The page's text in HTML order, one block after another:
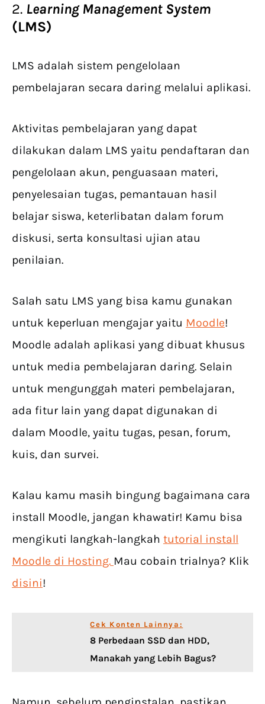
2. Learning Management System
(LMS)
LMS adalah sistem pengelolaan
pembelajaran secara daring melalui aplikasi.
Aktivitas pembelajaran yang dapat
dilakukan dalam LMS yaitu pendaftaran dan
pengelolaan akun, penguasaan materi,
penyelesaian tugas, pemantauan hasil
belajar siswa, keterlibatan dalam forum
diskusi, serta konsultasi ujian atau
penilaian.
Salah satu LMS yang bisa kamu gunakan
untuk keperluan mengajar yaitu Moodle!
Moodle adalah aplikasi yang dibuat khusus
untuk media pembelajaran daring. Selain
untuk mengunggah materi pembelajaran,
ada fitur lain yang dapat digunakan di
dalam Moodle, yaitu tugas, pesan, forum,
kuis, dan survei.
Kalau kamu masih bingung bagaimana cara
install Moodle, jangan khawatir! Kamu bisa
mengikuti langkah-langkah tutorial install
Moodle di Hosting. Mau cobain trialnya? Klik
disini!
Cek Konten Lainnya:
8 Perbedaan SSD dan HDD,
Manakah yang Lebih Bagus?